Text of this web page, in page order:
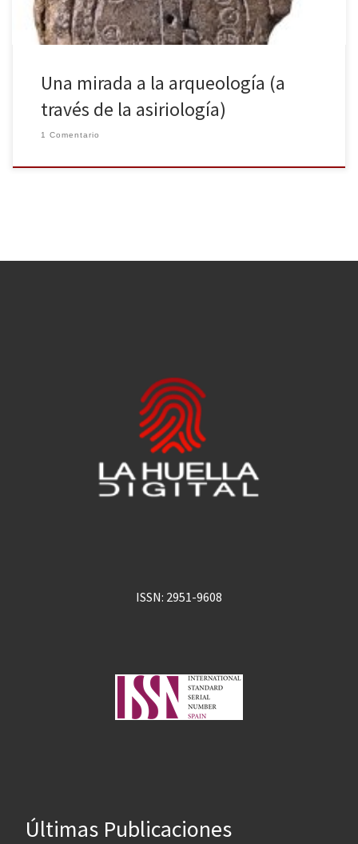
Una mirada a la arqueología (a
través de la asiriología)
1 Comentario
ISSN: 2951-9608
Últimas Publicaciones